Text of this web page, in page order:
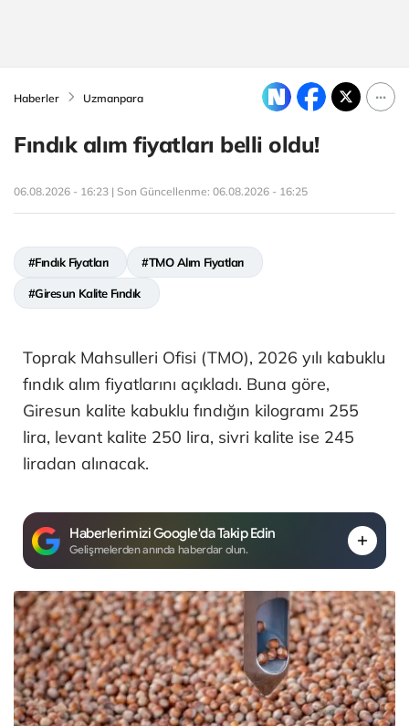
Haberler Uzmanpara
Fındık alım fiyatları belli oldu!
06.08.2026 - 16:23 | Son Güncellenme: 06.08.2026 - 16:25
#Fındık Fiyatları #TMO Alım Fiyatları
#Giresun Kalite Fındık
Toprak Mahsulleri Ofisi (TMO), 2026 yılı kabuklu
fındık alım fiyatlarını açıkladı. Buna göre,
Giresun kalite kabuklu fındığın kilogramı 255
lira, levant kalite 250 lira, sivri kalite ise 245
liradan alınacak.
Haberlerimizi Google'da Takip Edin
Gelişmelerden anında haberdar olun.